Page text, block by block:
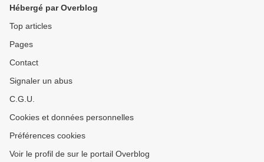
Hébergé par Overblog
Top articles
Pages
Contact
Signaler un abus
C.G.U.
Cookies et données personnelles
Préférences cookies
Voir le profil de sur le portail Overblog